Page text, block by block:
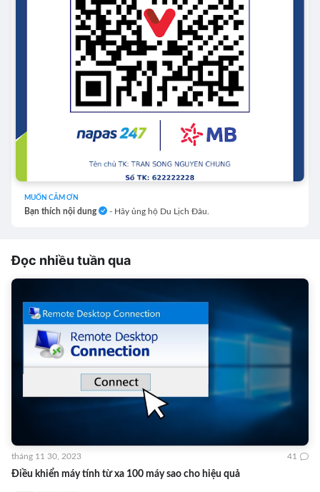
MUỐN CẢM ƠN
Bạn thích nội dung - Hãy ủng hộ Du Lịch Đâu.
Đọc nhiều tuần qua
Điều khiển máy tính từ xa 100 máy sao cho hiệu quả
tháng 11 30, 2023 41